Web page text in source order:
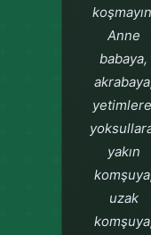
Anne
babaya,
yakın
uzak